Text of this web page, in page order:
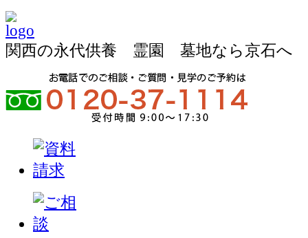
関西の永代供養 霊園 墓地なら京石へ